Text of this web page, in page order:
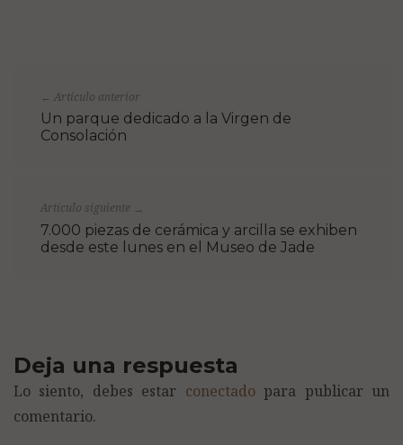
← Artículo anterior
Un parque dedicado a la Virgen de
Consolación
Artículo siguiente →
7.000 piezas de cerámica y arcilla se exhiben
desde este lunes en el Museo de Jade
Deja una respuesta
Lo siento, debes estar conectadopara publicar un
comentario.